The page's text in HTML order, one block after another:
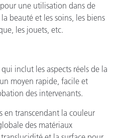
une utilisation dans de
beauté et les soins, les biens
les jouets, etc.
inclut les aspects réels de la
moyen rapide, facile et
des intervenants.
en transcendant la couleur
des matériaux